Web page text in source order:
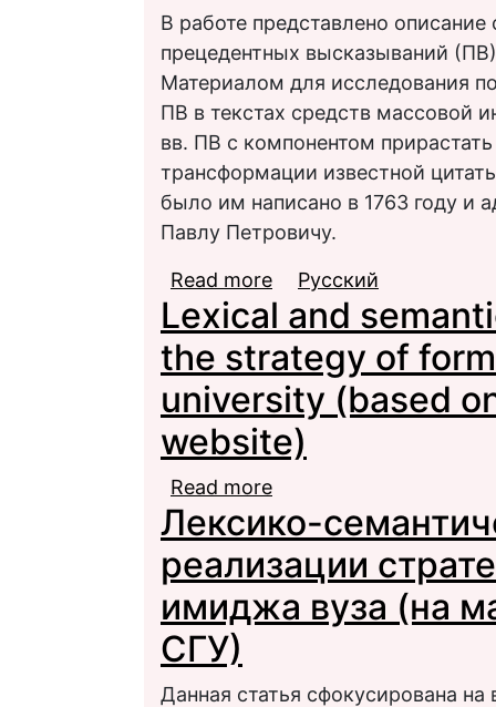
В работе представлено
прецедентных высказываний
Материалом для исследования
ПВ в текстах средств массовой
вв. ПВ с компонентом
трансформации известной
было им написано в 1763 году и
Павлу Петровичу.
Read more about Прецедентные
Сибирью в
Русский
Lexical and
the strategy of
university (based
website)
Read more
forming the image of a
website)
Лексико-
реализации
имиджа вуза (на
СГУ)
Данная статья сфокусирована